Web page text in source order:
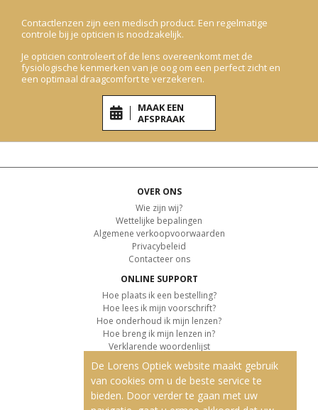
Contactlenzen zijn een medisch product. Een regelmatige
controle bij je opticien is noodzakelijk.
Je opticien controleert of de lens overeenkomt met de
fysiologische kenmerken van je oog om een perfect zicht en
een optimaal draagcomfort te verzekeren.
MAAK EEN
AFSPRAAK
OVER ONS
Wie zijn wij?
Wettelijke bepalingen
Algemene verkoopvoorwaarden
Privacybeleid
Contacteer ons
ONLINE SUPPORT
Hoe plaats ik een bestelling?
Hoe lees ik mijn voorschrift?
Hoe onderhoud ik mijn lenzen?
Hoe breng ik mijn lenzen in?
Verklarende woordenlijst
KLANTENSERVICE
Informatie over de levering
Informatie over de betaling
De Lorens Optiek website maakt gebruik
van cookies om u de beste service te
bieden. Door verder te gaan met uw